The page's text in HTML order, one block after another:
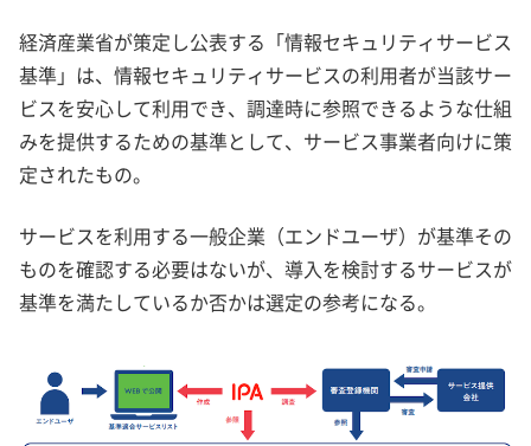
経済産業省が策定し公表する「情報セキュリティサービス
基準」は、情報セキュリティサービスの利用者が当該サー
ビスを安心して利用でき、調達時に参照できるような仕組
みを提供するための基準として、サービス事業者向けに策
定されたもの。
サービスを利用する一般企業（エンドユーザ）が基準その
ものを確認する必要はないが、導入を検討するサービスが
基準を満たしているか否かは選定の参考になる。